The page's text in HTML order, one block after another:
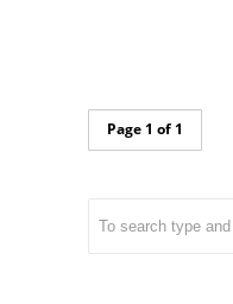
Page 1 of 1